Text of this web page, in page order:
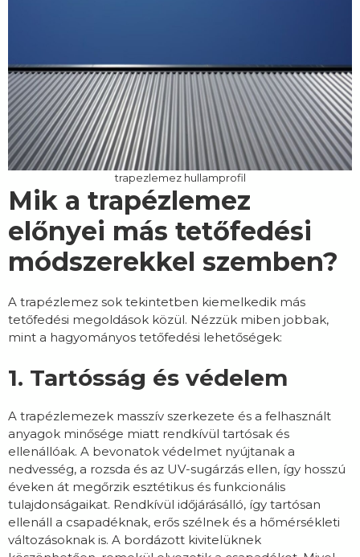
trapezlemez hullamprofil
Mik a trapézlemez
előnyei más tetőfedési
módszerekkel szemben?
A trapézlemez sok tekintetben kiemelkedik más
tetőfedési megoldások közül. Nézzük miben jobbak,
mint a hagyományos tetőfedési lehetőségek:
1. Tartósság és védelem
A trapézlemezek masszív szerkezete és a felhasznált
anyagok minősége miatt rendkívül tartósak és
ellenállóak. A bevonatok védelmet nyújtanak a
nedvesség, a rozsda és az UV-sugárzás ellen, így hosszú
éveken át megőrzik esztétikus és funkcionális
tulajdonságaikat. Rendkívül időjárásálló, így tartósan
ellenáll a csapadéknak, erős szélnek és a hőmérsékleti
változásoknak is. A bordázott kivitelüknek